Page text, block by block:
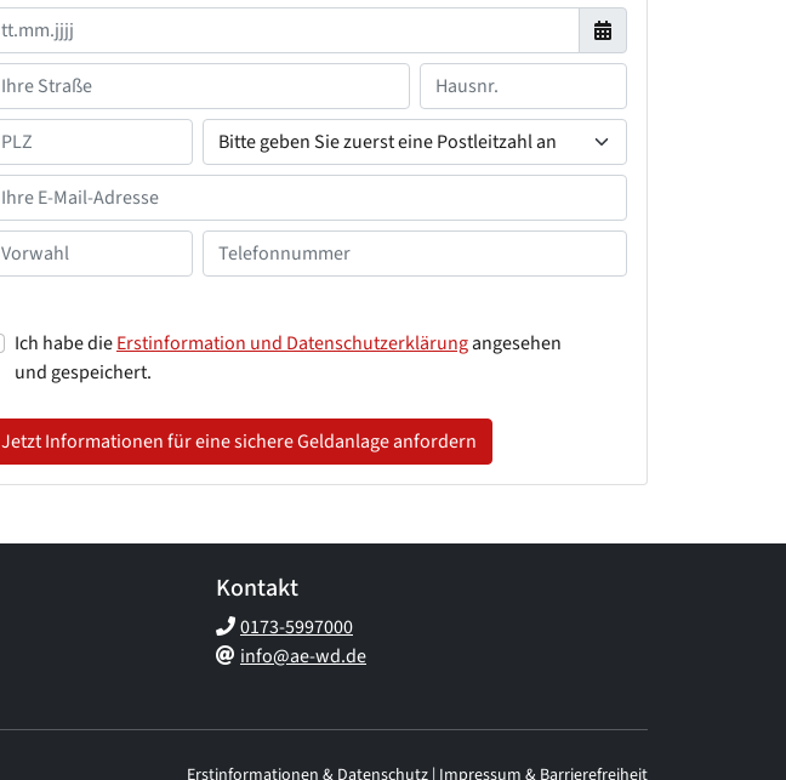
Ich habe dieErstinformation und Datenschutzerklärungangesehen
und gespeichert.
Jetzt Informationen für eine sichere Geldanlage anfordern
Kontakt
0173-5997000
info@ae-wd.de